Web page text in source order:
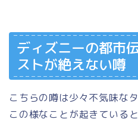
ディズニーの都市
ストが絶えない噂
こちらの噂は少々不気味な
この様なことが起きている